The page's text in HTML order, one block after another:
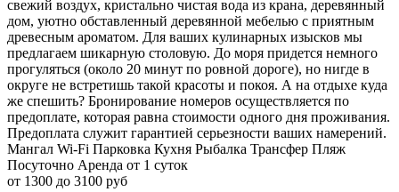
свежий воздух, кристально чистая вода из крана, деревянный
дом, уютно обставленный деревянной мебелью с приятным
древесным ароматом. Для ваших кулинарных изысков мы
предлагаем шикарную столовую. До моря придется немного
прогуляться (около 20 минут по ровной дороге), но нигде в
округе не встретишь такой красоты и покоя. А на отдыхе куда
же спешить? Бронирование номеров осуществляется по
предоплате, которая равна стоимости одного дня проживания.
Предоплата служит гарантией серьезности ваших намерений.
Мангал Wi-Fi Парковка Кухня Рыбалка Трансфер Пляж
Посуточно Аренда от 1 суток
от 1300 до 3100 руб